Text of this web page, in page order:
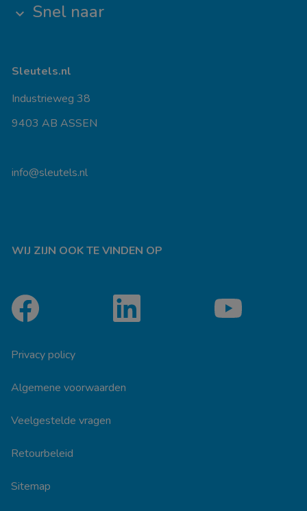
keyboard_arrow_down Snel naar
Sleutels.nl
Industrieweg 38
9403 AB ASSEN
info@sleutels.nl
WIJ ZIJN OOK TE VINDEN OP
Privacy policy
Algemene voorwaarden
Veelgestelde vragen
Retourbeleid
Sitemap